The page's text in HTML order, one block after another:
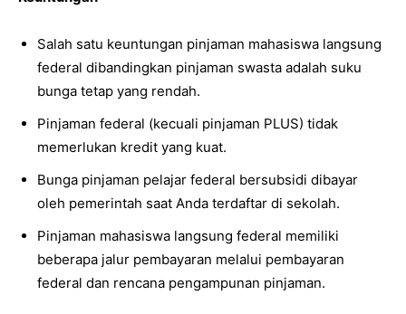
Salah satu keuntungan pinjaman mahasiswa langsung
federal dibandingkan pinjaman swasta adalah suku
bunga tetap yang rendah.
Pinjaman federal (kecuali pinjaman PLUS) tidak
memerlukan kredit yang kuat.
Bunga pinjaman pelajar federal bersubsidi dibayar
oleh pemerintah saat Anda terdaftar di sekolah.
Pinjaman mahasiswa langsung federal memiliki
beberapa jalur pembayaran melalui pembayaran
federal dan rencana pengampunan pinjaman.